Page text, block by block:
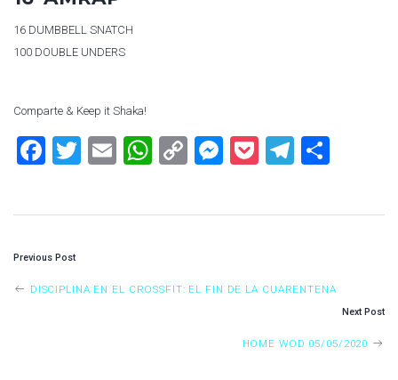
16 DUMBBELL SNATCH
100 DOUBLE UNDERS
Comparte & Keep it Shaka!
F
ce
o
ok
T
tt
E
ai
W
at
p
C
p
nk
M
se
er
P
ck
T
e
m
ar
P
O
Previous Post
DISCIPLINA EN EL CROSSFIT: EL FIN DE LA CUARENTENA
Next Post
HOME WOD 05/05/2020